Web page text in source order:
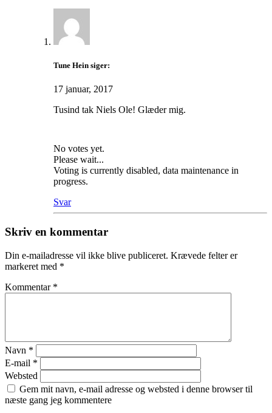
Tune Hein siger:
17 januar, 2017
Tusind tak Niels Ole! Glæder mig.
No votes yet.
Please wait...
Voting is currently disabled, data maintenance in
progress.
Svar
Skriv en kommentar
Din e-mailadresse vil ikke blive publiceret. Krævede felter er
markeret med *
Kommentar *
Navn *
E-mail *
Websted
Gem mit navn, e-mail adresse og websted i denne browser til
næste gang jeg kommentere